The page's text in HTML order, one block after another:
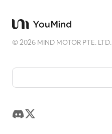
©2026 MIND MOTOR PTE. LTD.